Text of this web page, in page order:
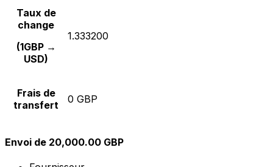
Taux de
change
(1GBP →
USD)
1.333200
Frais de
transfert
0 GBP
Envoi de 20,000.00 GBP